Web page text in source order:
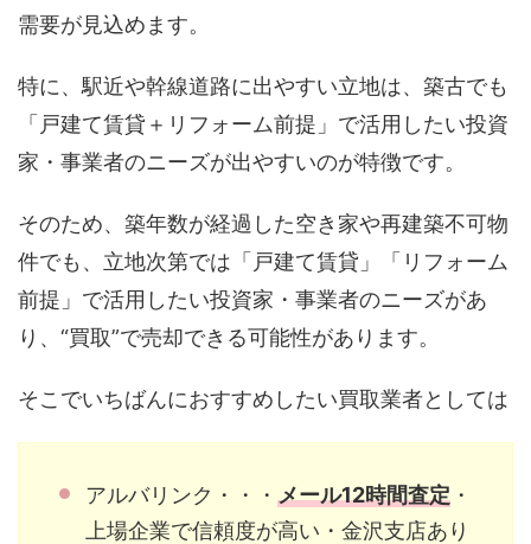
需要が見込めます。
特に、駅近や幹線道路に出やすい立地は、築古でも
「戸建て賃貸＋リフォーム前提」で活用したい投資
家・事業者のニーズが出やすいのが特徴です。
そのため、築年数が経過した空き家や再建築不可物
件でも、立地次第では「戸建て賃貸」「リフォーム
前提」で活用したい投資家・事業者のニーズがあ
り、“買取”で売却できる可能性があります。
そこでいちばんにおすすめしたい買取業者としては
アルバリンク・・・ メール12時間査定 ・
上場企業で信頼度が高い・金沢支店あり